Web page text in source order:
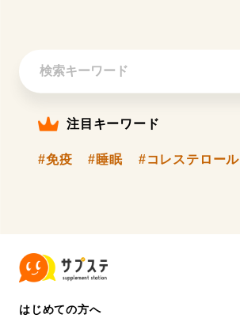
注目キーワード
#免疫 #睡眠 #コレステロール
はじめての方へ